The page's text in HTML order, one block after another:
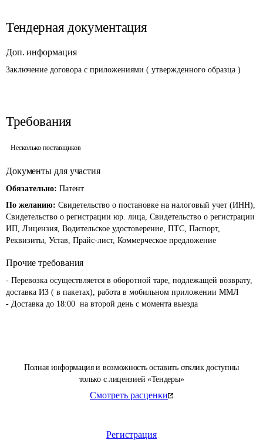
Полная информация и возможность оставить отклик доступны
только с лицензией «Тендеры»
Смотреть расценки
Регистрация
Тендерная документация
Доп. информация
Заключение договора с приложениями ( утвержденного образца )
Требования
Несколько поставщиков
Документы для участия
Обязательно: Патент
По желанию: Свидетельство о постановке на налоговый учет (ИНН),
Свидетельство о регистрации юр. лица, Свидетельство о регистрации
ИП, Лицензия, Водительское удостоверение, ПТС, Паспорт,
Реквизиты, Устав, Прайс-лист, Коммерческое предложение
Прочие требования
- Перевозка осуществляется в оборотной таре, подлежащей возврату,
доставка ИЗ ( в пакетах), работа в мобильном приложении ММЛ
- Доставка до 18:00  на второй день с момента выезда